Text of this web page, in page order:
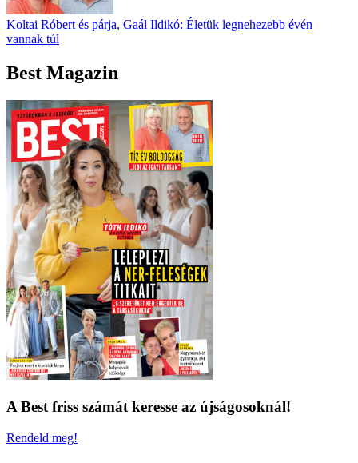
Koltai Róbert és párja, Gaál Ildikó: Életük legnehezebb évén
vannak túl
Best Magazin
A Best friss számát keresse az újságosoknál!
Rendeld meg!